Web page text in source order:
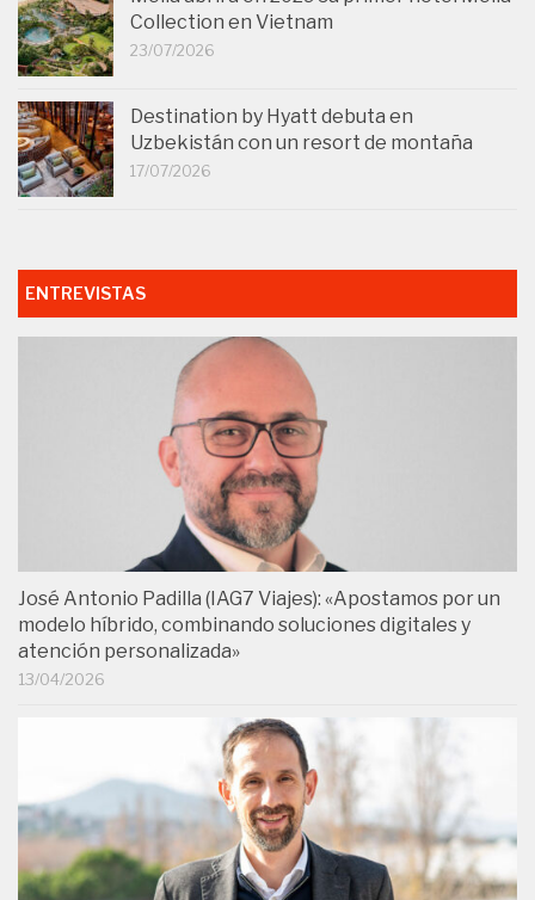
Collection en Vietnam
23/07/2026
Destination by Hyatt debuta en
Uzbekistán con un resort de montaña
17/07/2026
ENTREVISTAS
José Antonio Padilla (IAG7 Viajes): «Apostamos por un
modelo híbrido, combinando soluciones digitales y
atención personalizada»
13/04/2026